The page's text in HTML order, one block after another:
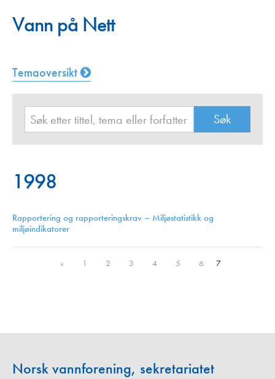
Vann på Nett
Temaoversikt
1998
Rapportering og rapporteringskrav – Miljøstatistikk og
miljøindikatorer
« 1 2 3 4 5 6 7
Norsk vannforening, sekretariatet